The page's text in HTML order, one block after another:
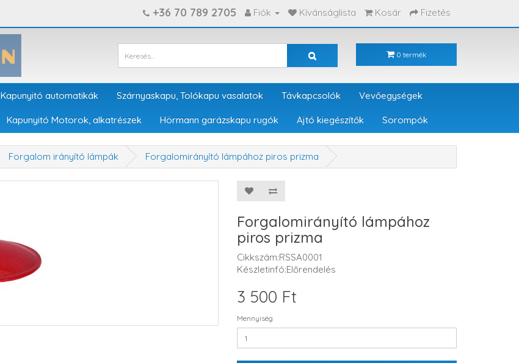
+36 70 789 2705 Fiók Kívánságlista Kosár Fizetés
0 termék
Kapunyitó automatikák Szárnyaskapu, Tolókapu vasalatok Távkapcsolók Vevőegységek
Kapunyitó Motorok, alkatrészek Hörmann garázskapu rugók Ajtó kiegészítők Sorompók
Forgalom irányító lámpák Forgalomirányító lámpához piros prizma
Forgalomirányító lámpához
piros prizma
Cikkszám:RSSA0001
Készletinfó:Előrendelés
3 500 Ft
Mennyiség